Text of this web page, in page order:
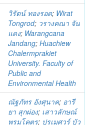
วิรัตน์ ทองรอด; Wirat
Tongrod; วรางคณา จัน
แดง; Warangcana
Jandang; Huachiew
Chalermprakiet
University. Faculty of
Public and
Environmental Health
ณัฐภัทร อังศุนาค; อารี
ยา สุกผ่อง; เสาวลักษณ์
พรมโคตร; ปรเมศวร์ บัว